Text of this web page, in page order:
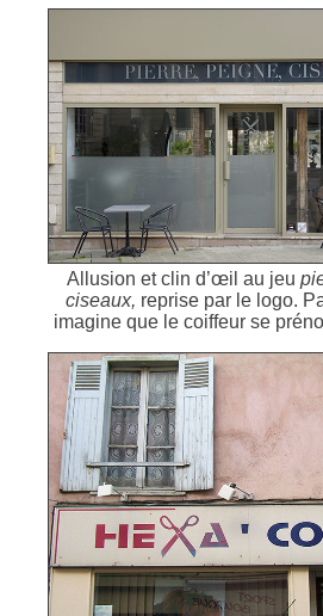
Allusion et clin d’œil au jeu
ciseaux, reprise par le logo.
imagine que le coiffeur se